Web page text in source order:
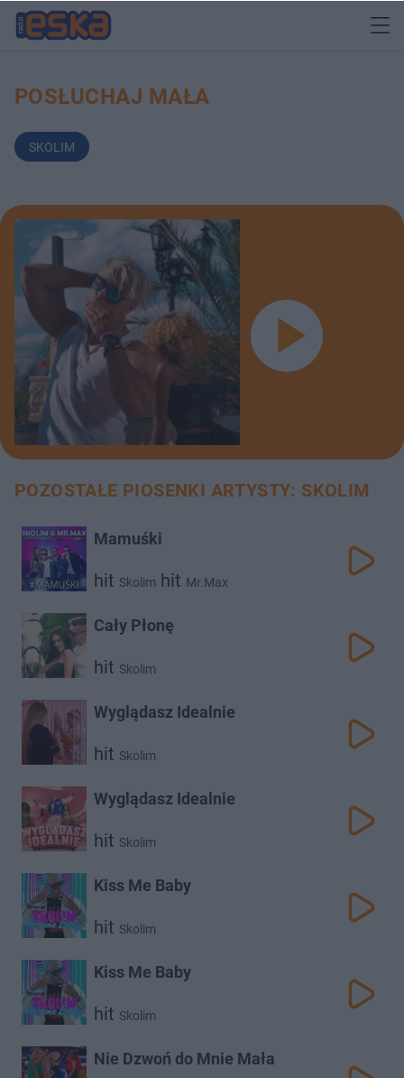
POSŁUCHAJ MAŁA
SKOLIM
POZOSTAŁE PIOSENKI ARTYSTY: SKOLIM
Mamuśki
hit Skolim hit Mr.Max
Cały Płonę
hit Skolim
Wyglądasz Idealnie
hit Skolim
Wyglądasz Idealnie
hit Skolim
Kiss Me Baby
hit Skolim
Kiss Me Baby
hit Skolim
Nie Dzwoń do Mnie Mała